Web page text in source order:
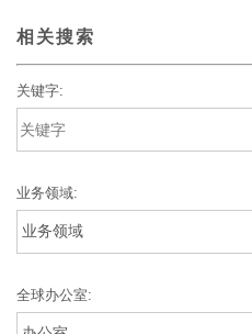
相关搜索
关键字:
业务领域:
全球办公室: